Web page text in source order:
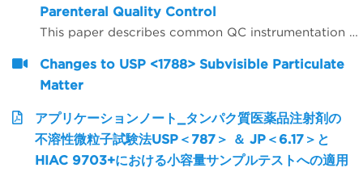
Parenteral Quality Control
This paper describes common QC instrumentation compliance elements and gives examples of best practice for instruments used for compliant QC batch release.
Changes to USP <1788> Subvisible Particulate
Matter
アプリケーションノート_タンパク質医薬品注射剤の
不溶性微粒子試験法USP＜787＞ ＆ JP＜6.17＞と
HIAC 9703+における小容量サンプルテストへの適用